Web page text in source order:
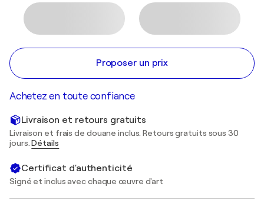
Proposer un prix
Achetez en toute confiance
Livraison et retours gratuits
Livraison et frais de douane inclus. Retours gratuits sous 30
jours.Détails
Certificat d'authenticité
Signé et inclus avec chaque œuvre d'art